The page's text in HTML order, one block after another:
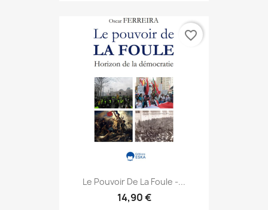
Le Pouvoir De La Foule -...
14,90 €
favorite_border